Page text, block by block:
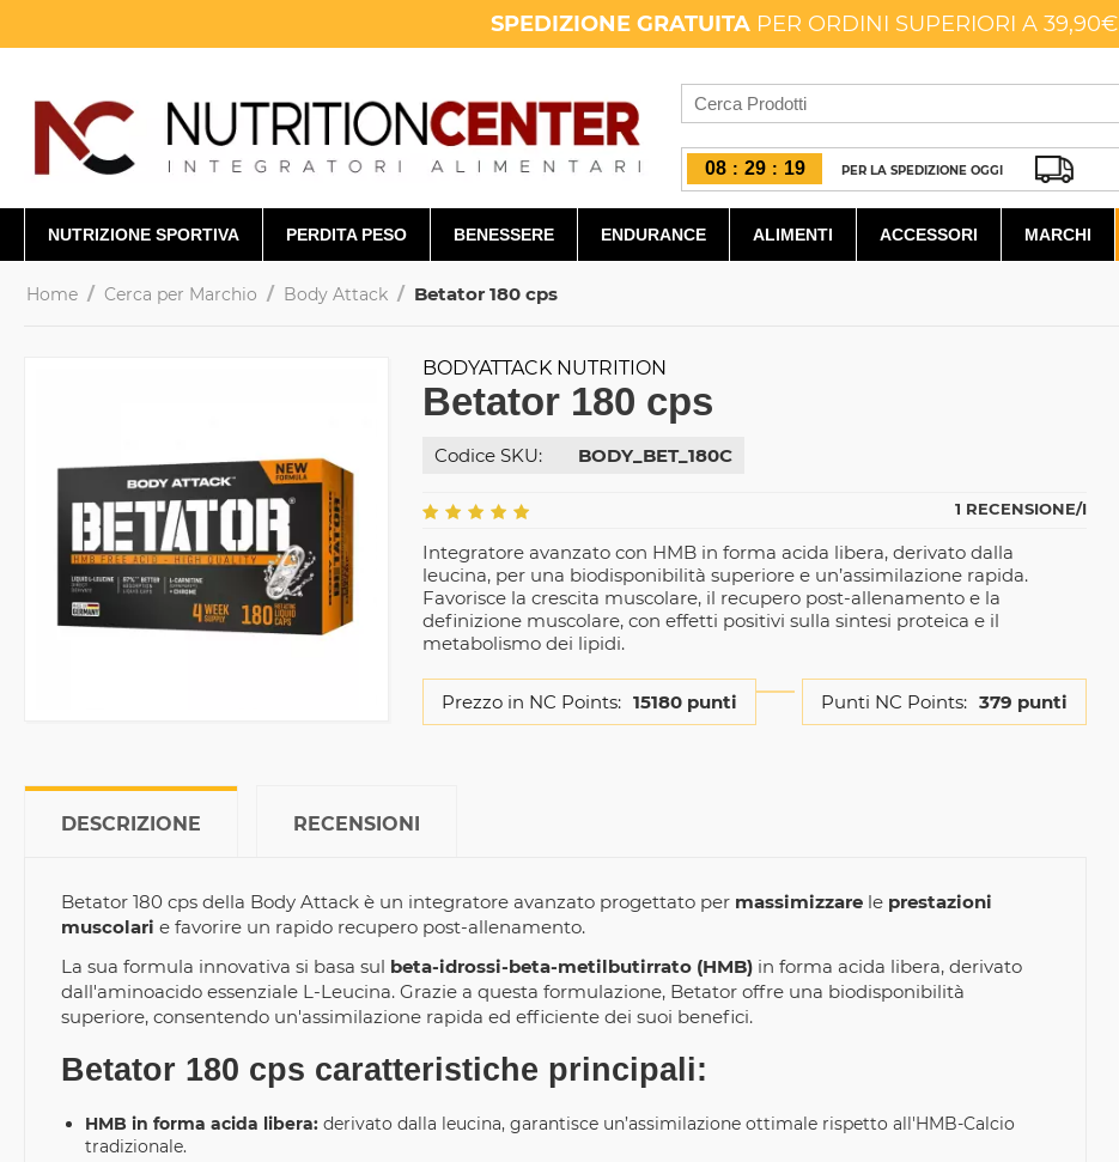
SPEDIZIONE GRATUITA PER ORDINI SUPERIORI A 39,90€
08 : 29 : 18 PER LA SPEDIZIONE OGGI
NUTRIZIONE SPORTIVA PERDITA PESO BENESSERE ENDURANCE ALIMENTI ACCESSORI MARCHI
Home / Cerca per Marchio / Body Attack / Betator 180 cps
BODYATTACK NUTRITION
Betator 180 cps
Codice SKU: BODY_BET_180C
1 RECENSIONE/I
Integratore avanzato con HMB in forma acida libera, derivato dalla
leucina, per una biodisponibilità superiore e un’assimilazione rapida.
Favorisce la crescita muscolare, il recupero post-allenamento e la
definizione muscolare, con effetti positivi sulla sintesi proteica e il
metabolismo dei lipidi.
Prezzo in NC Points: 15180 punti Punti NC Points: 379 punti
DESCRIZIONE RECENSIONI
Betator 180 cps della Body Attack è un integratore avanzato progettato per massimizzare le prestazioni
muscolari e favorire un rapido recupero post-allenamento.
La sua formula innovativa si basa sul beta-idrossi-beta-metilbutirrato (HMB) in forma acida libera, derivato
dall'aminoacido essenziale L-Leucina. Grazie a questa formulazione, Betator offre una biodisponibilità
superiore, consentendo un'assimilazione rapida ed efficiente dei suoi benefici.
Betator 180 cps caratteristiche principali:
HMB in forma acida libera: derivato dalla leucina, garantisce un’assimilazione ottimale rispetto all'HMB-Calcio
tradizionale.